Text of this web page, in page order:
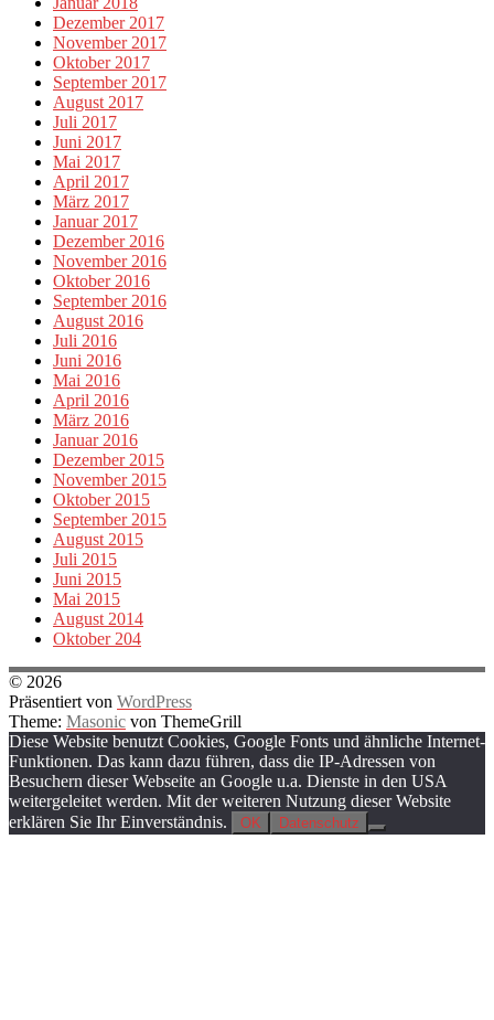
Dezember 2017
November 2017
Oktober 2017
September 2017
August 2017
Juli 2017
Juni 2017
Mai 2017
April 2017
März 2017
Januar 2017
Dezember 2016
November 2016
Oktober 2016
September 2016
August 2016
Juli 2016
Juni 2016
Mai 2016
April 2016
März 2016
Januar 2016
Dezember 2015
November 2015
Oktober 2015
September 2015
August 2015
Juli 2015
Juni 2015
Mai 2015
August 2014
Oktober 204
© 2026
Präsentiert von WordPress
Theme: Masonic von ThemeGrill
Diese Website benutzt Cookies, Google Fonts und ähnliche Internet-
Funktionen. Das kann dazu führen, dass die IP-Adressen von
Besuchern dieser Webseite an Google u.a. Dienste in den USA
weitergeleitet werden. Mit der weiteren Nutzung dieser Website
erklären Sie Ihr Einverständnis.
OK Datenschutz